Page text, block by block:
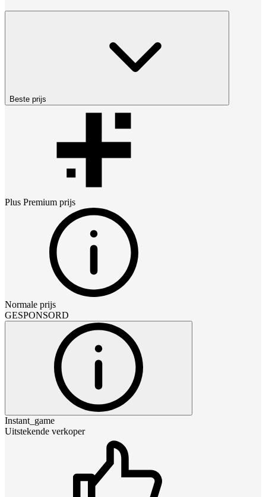
Beste prijs
Plus Premium prijs
Normale prijs
GESPONSORD
Instant_game
Uitstekende verkoper